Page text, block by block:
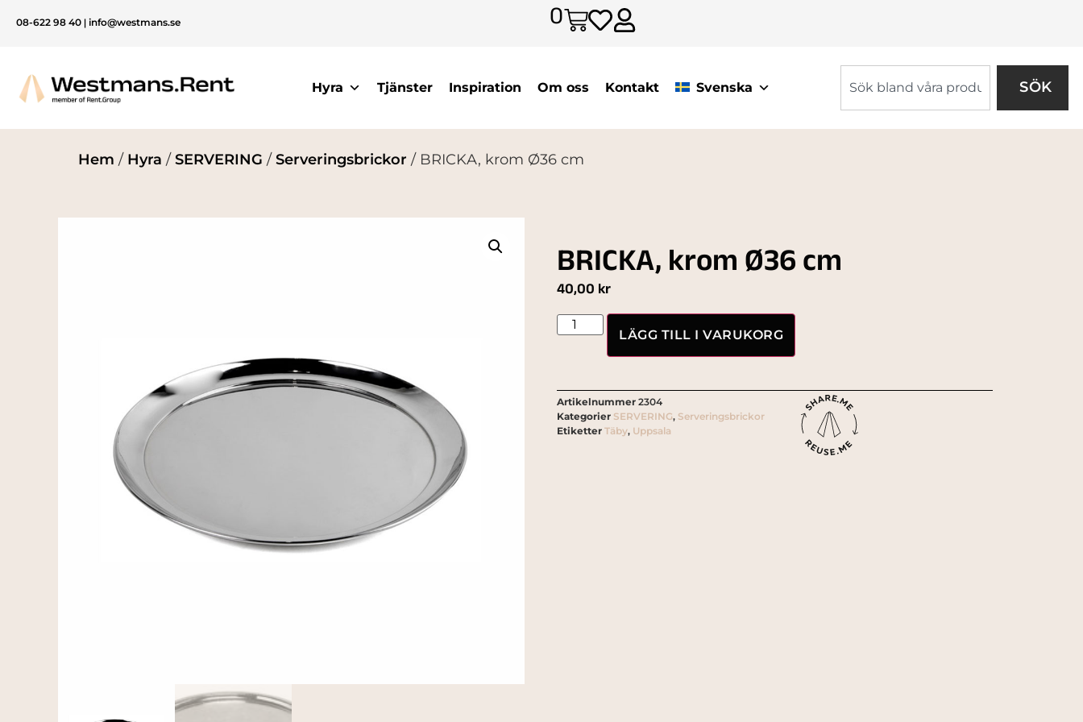
08-622 98 40 | info@westmans.se 0
Hyra Tjänster Inspiration Om oss Kontakt Svenska SÖK
Hem / Hyra /SERVERING /Serveringsbrickor / BRICKA, krom Ø36 cm
BRICKA, krom Ø36 cm
40,00 kr
LÄGG TILL I VARUKORG
Artikelnummer2304
Kategorier SERVERING, Serveringsbrickor
Etiketter Täby, Uppsala